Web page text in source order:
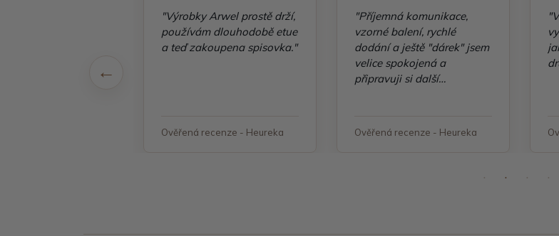
"Výrobky Arwel prostě drží,
používám dlouhodobě etue
a teď zakoupena spisovka."
Ověřená recenze - Heureka
"Příjemná komunikace,
vzorné balení, rychlé
dodání a ještě "dárek" jsem
velice spokojená a
připravuji si další
Ověřená recenze - Heureka